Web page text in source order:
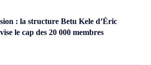
: la structure Betu Kele d’Éric
le cap des 20 000 membres